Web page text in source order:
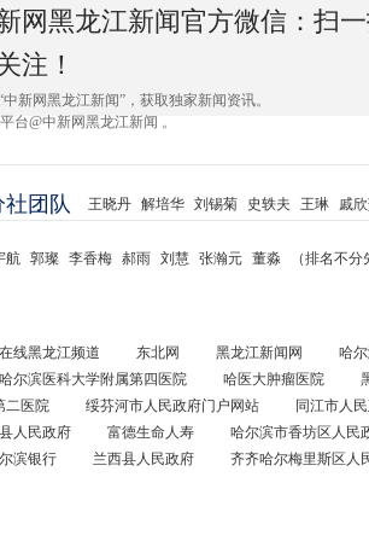
网黑龙江新闻官方微信：扫
注！
中新网黑龙江新闻”，获取独家新闻资讯。
台@中新网黑龙江新闻 。
团队 王晓丹 解培华 刘锡菊 史轶夫 王琳 戚
航 郭璨 李香梅 郝雨 刘慧 张瀚元 董淼 （排名不
线黑龙江频道 东北网 黑龙江新闻网
哈
哈尔滨医科大学附属第四医院 哈医大肿瘤医院
二医院
绥芬河市人民政府门户网站
同江市人
人民政府 富德生命人寿
哈尔滨市香坊区人民
滨银行 兰西县人民政府 齐齐哈尔梅里斯区人